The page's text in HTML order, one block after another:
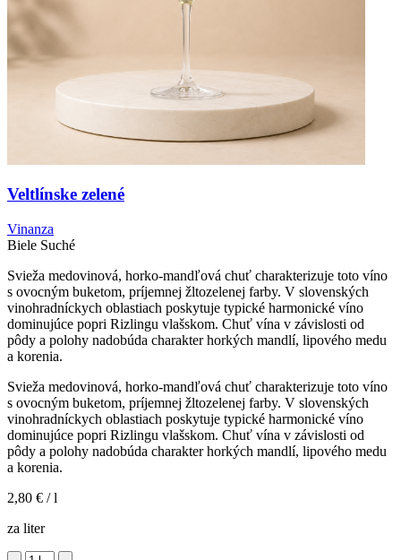
Veltlínske zelené
Vinanza
Biele Suché
Svieža medovinová, horko-mandľová chuť charakterizuje toto víno
s ovocným buketom, príjemnej žltozelenej farby. V slovenských
vinohradníckych oblastiach poskytuje typické harmonické víno
dominujúce popri Rizlingu vlašskom. Chuť vína v závislosti od
pôdy a polohy nadobúda charakter horkých mandlí, lipového medu
a korenia.
Svieža medovinová, horko-mandľová chuť charakterizuje toto víno
s ovocným buketom, príjemnej žltozelenej farby. V slovenských
vinohradníckych oblastiach poskytuje typické harmonické víno
dominujúce popri Rizlingu vlašskom. Chuť vína v závislosti od
pôdy a polohy nadobúda charakter horkých mandlí, lipového medu
a korenia.
2,80 € / l
za liter